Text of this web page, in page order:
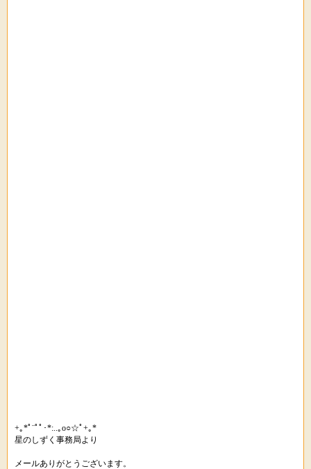
+｡*ﾟ¨ﾟﾟ･*:..｡o○☆ﾟ+｡*
星のしずく事務局より
メールありがとうございます。